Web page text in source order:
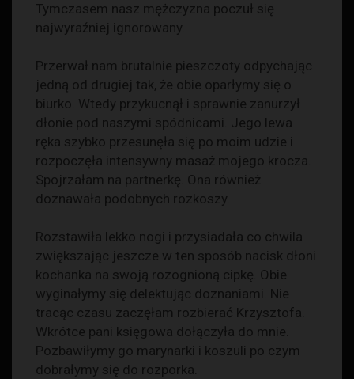
Tymczasem nasz mężczyzna poczuł się
najwyraźniej ignorowany.
Przerwał nam brutalnie pieszczoty odpychając
jedną od drugiej tak, że obie oparłymy się o
biurko. Wtedy przykucnął i sprawnie zanurzył
dłonie pod naszymi spódnicami. Jego lewa
ręka szybko przesunęła się po moim udzie i
rozpoczęła intensywny masaż mojego krocza.
Spojrzałam na partnerkę. Ona również
doznawała podobnych rozkoszy.
Rozstawiła lekko nogi i przysiadała co chwila
zwiększając jeszcze w ten sposób nacisk dłoni
kochanka na swoją rozognioną cipkę. Obie
wyginałymy się delektując doznaniami. Nie
tracąc czasu zaczęłam rozbierać Krzysztofa.
Wkrótce pani księgowa dołączyła do mnie.
Pozbawiłymy go marynarki i koszuli po czym
dobrałymy się do rozporka.